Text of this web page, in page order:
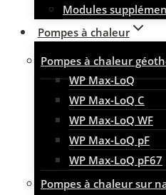
Modules
Pompes à chaleur
Pompes à chaleur
WP Max-LoQ
WP Max-LoQ C
WP Max-LoQ WF
WP Max-LoQ pF
WP Max-LoQ pF67
Pompes à chaleur sur